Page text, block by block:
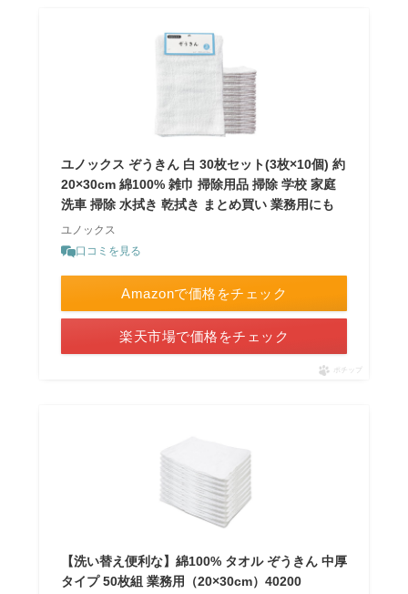
ユノックス ぞうきん 白 30枚セット(3枚×10個) 約
20×30cm 綿100% 雑巾 掃除用品 掃除 学校 家庭
洗車 掃除 水拭き 乾拭き まとめ買い 業務用にも
ユノックス
口コミを見る
Amazonで価格をチェック
楽天市場で価格をチェック
ポチップ
【洗い替え便利な】綿100% タオル ぞうきん 中厚
タイプ 50枚組 業務用（20×30cm）40200